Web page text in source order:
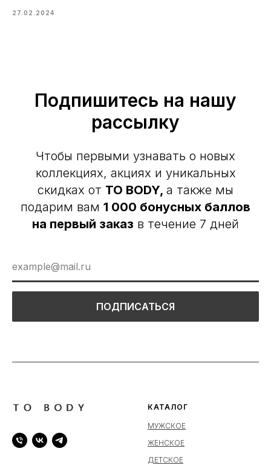
27.02.2024
Подпишитесь на нашу
рассылку
Чтобы первыми узнавать о новых
коллекциях, акциях и уникальных
скидках от TO BODY, а также мы
подарим вам 1 000 бонусных баллов
на первый заказ в течение 7 дней
ПОДПИСАТЬСЯ
КАТАЛОГ
МУЖСКОЕ
ЖЕНСКОЕ
ДЕТСКОЕ